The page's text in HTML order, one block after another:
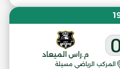
المركب الرياضي مسيلة
م.راس الميعاد